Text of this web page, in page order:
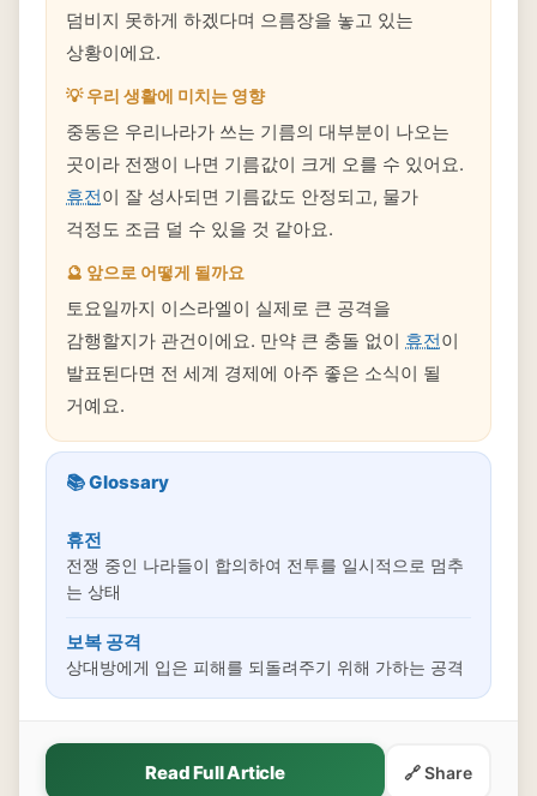
덤비지 못하게 하겠다며 으름장을 놓고 있는
상황이에요.
💡 우리 생활에 미치는 영향
중동은 우리나라가 쓰는 기름의 대부분이 나오는
곳이라 전쟁이 나면 기름값이 크게 오를 수 있어요.
휴전이 잘 성사되면 기름값도 안정되고, 물가
걱정도 조금 덜 수 있을 것 같아요.
🔮 앞으로 어떻게 될까요
토요일까지 이스라엘이 실제로 큰 공격을
감행할지가 관건이에요. 만약 큰 충돌 없이 휴전이
발표된다면 전 세계 경제에 아주 좋은 소식이 될
거예요.
📚 Glossary
휴전
전쟁 중인 나라들이 합의하여 전투를 일시적으로 멈추
는 상태
보복 공격
상대방에게 입은 피해를 되돌려주기 위해 가하는 공격
Read Full Article 🔗 Share